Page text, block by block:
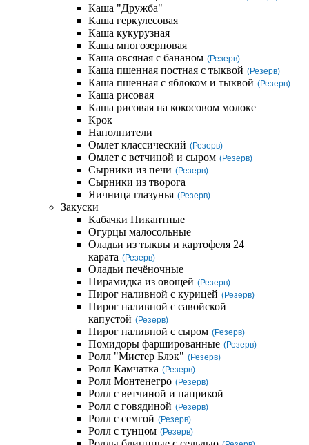
Каша "Дружба"
Каша геркулесовая
Каша кукурузная
Каша многозерновая
Каша овсяная с бананом (Резерв)
Каша пшенная постная с тыквой (Резерв)
Каша пшенная с яблоком и тыквой (Резерв)
Каша рисовая
Каша рисовая на кокосовом молоке
Крок
Наполнители
Омлет классический (Резерв)
Омлет с ветчиной и сыром (Резерв)
Сырники из печи (Резерв)
Сырники из творога
Яичница глазунья (Резерв)
Закуски
Кабачки Пикантные
Огурцы малосольные
Оладьи из тыквы и картофеля 24
карата (Резерв)
Оладьи печёночные
Пирамидка из овощей (Резерв)
Пирог наливной с курицей (Резерв)
Пирог наливной с савойской
капустой (Резерв)
Пирог наливной с сыром (Резерв)
Помидоры фаршированные (Резерв)
Ролл "Мистер Блэк" (Резерв)
Ролл Камчатка (Резерв)
Ролл Монтенегро (Резерв)
Ролл с ветчиной и паприкой
Ролл с говядиной (Резерв)
Ролл с семгой (Резерв)
Ролл с тунцом (Резерв)